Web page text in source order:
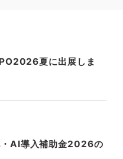
夏に出展しま
・AI導入補助金2026の